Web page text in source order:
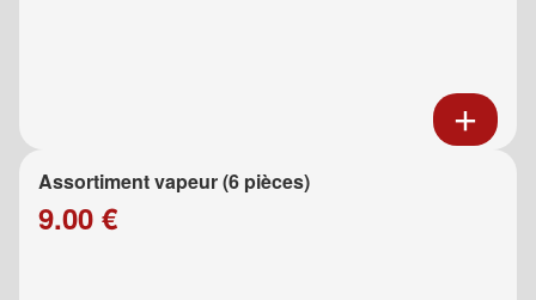
Assortiment vapeur (6 pièces)
9.00 €